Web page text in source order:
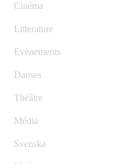
Cinéma
Litterature
Evènements
Danses
Théâtre
Média
Svenska